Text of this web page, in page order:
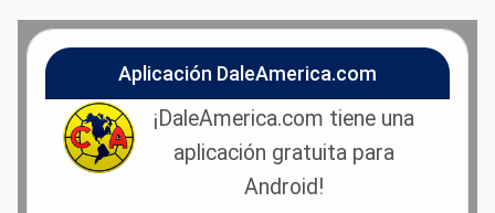
Aplicación DaleAmerica.com
¡DaleAmerica.com tiene una
aplicación gratuita para
Android!